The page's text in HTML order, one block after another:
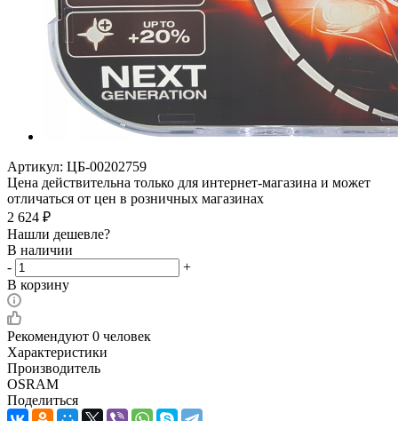
Артикул: ЦБ-00202759
Цена действительна только для интернет-магазина и может
отличаться от цен в розничных магазинах
2 624 ₽
Нашли дешевле?
В наличии
-
+
В корзину
Рекомендуют 0 человек
Характеристики
Производитель
OSRAM
Поделиться